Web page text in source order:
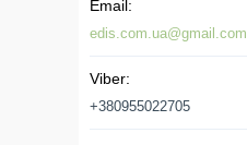
edis.com.ua@gmail.com
+380955022705